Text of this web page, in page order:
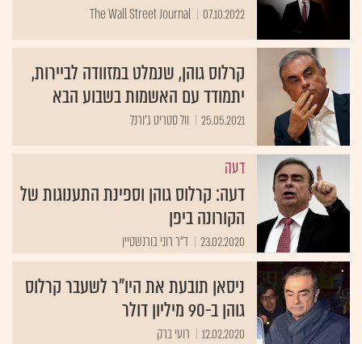
07.10.2022
The Wall Street Journal
קרלוס גוהן, שנמלט במזוודה לביירות,
יתמודד עם האשמות בשבוע הבא
25.05.2021 וול סטריט ג'ורנל
דעה
דעה: קרלוס גוהן וספינת התענוגות של
הקורונה ביפן
23.02.2020 ד"ר רוני בורנשטיין
ניסאן תובעת את היו"ר לשעבר קרלוס
גוהן ב-90 מיליון דולר
12.02.2020 רועי ברק